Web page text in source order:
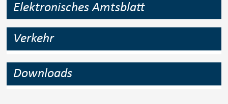
Elektronisches Amtsblatt
Verkehr
Downloads